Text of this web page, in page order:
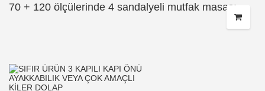
70 + 120 ölçülerinde 4 sandalyeli mutfak masası